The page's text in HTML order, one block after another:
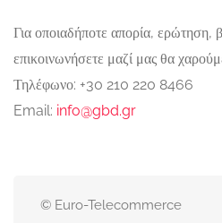
Για οποιαδήποτε απορία, ερώτηση,
επικοινωνήσετε μαζί μας θα
Τηλέφωνο: +30 210 220 8466
Email: info@gbd.gr
© Euro-Telecommerce